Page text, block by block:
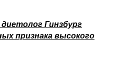
Гинзбург
признака высокого